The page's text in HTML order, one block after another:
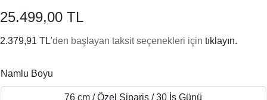
25.499,00 TL
2.379,91 TL'den başlayan taksit seçenekleri için tıklayın.
Namlu Boyu
76 cm / Özel Sipariş / 30 İş Günü